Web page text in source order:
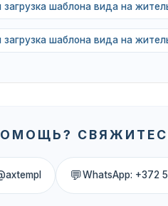
загрузка шаблона вида на
загрузка шаблона вида на
💬WhatsApp: +372